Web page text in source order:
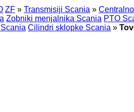
ZF » Transmisiji Scania »
Zobniki menjalnika Scania PTO
Cilindri sklopke Scania »